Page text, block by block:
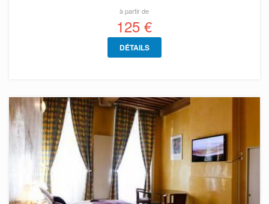
à partir de
125 €
DÉTAILS